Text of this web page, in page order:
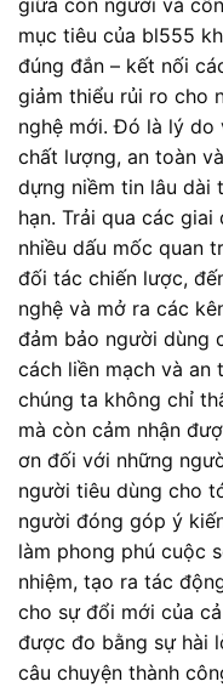
giữa con người và
mục tiêu của bl555
đúng đắn – kết nối
giảm thiểu rủi ro cho
nghệ mới. Đó là lý do
chất lượng, an toàn
dựng niềm tin lâu dài
hạn. Trải qua các
nhiều dấu mốc quan
đối tác chiến lược,
nghệ và mở ra các
đảm bảo người dùng
cách liền mạch và an
chúng ta không chỉ
mà còn cảm nhận
ơn đối với những
người tiêu dùng cho
người đóng góp ý
làm phong phú cuộc
nhiệm, tạo ra tác
cho sự đổi mới của
được đo bằng sự hài
câu chuyện thành